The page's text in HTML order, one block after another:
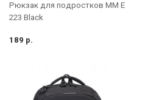
Рюкзак для подростков MM E
223 Black
189 р.